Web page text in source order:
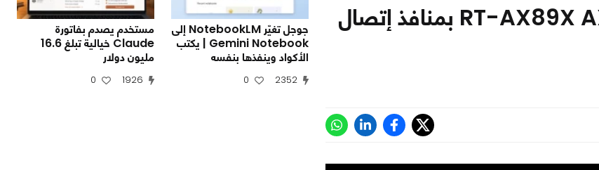
ASUS تعلن عن راوتر الألعاب RT-AX89X AX6000 بمنافذ إتصال
جوجل تغيّر NotebookLM إلى
Gemini Notebook | يكتب
الأكواد وينفذها بنفسه
2352
0
مستخدم يصدم بفاتورة
Claude خيالية تبلغ 16.6
مليون دولار
1926
0